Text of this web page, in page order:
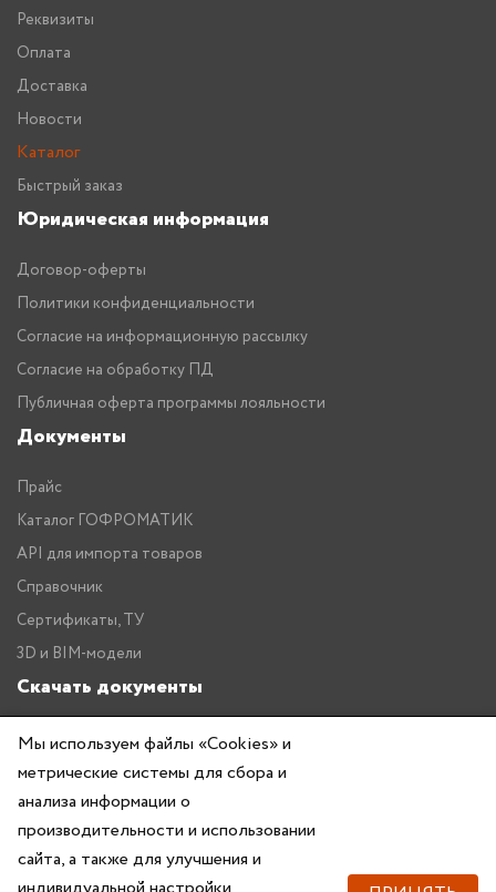
Реквизиты
Оплата
Доставка
Новости
Каталог
Быстрый заказ
Юридическая информация
Договор-оферты
Политики конфиденциальности
Согласие на информационную рассылку
Согласие на обработку ПД
Публичная оферта программы лояльности
Документы
Прайс
Каталог ГОФРОМАТИК
API для импорта товаров
Справочник
Сертификаты, ТУ
3D и BIM-модели
Скачать документы
Прайс
Каталог ГОФРОМАТИК
Мы используем файлы «Cookies» и
метрические системы для сбора и
анализа информации о
производительности и использовании
сайта, а также для улучшения и